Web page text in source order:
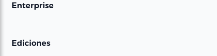
Enterprise
Ediciones